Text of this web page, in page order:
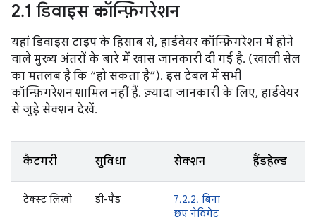
2.1 डिवाइस कॉन्फ़िगरेशन
यहां डिवाइस टाइप के हिसाब से, हार्डवेयर कॉन्फ़िगरेशन में होने
वाले मुख्य अंतरों के बारे में खास जानकारी दी गई है. (खाली सेल
का मतलब है कि “हो सकता है”). इस टेबल में सभी
कॉन्फ़िगरेशन शामिल नहीं हैं. ज़्यादा जानकारी के लिए, हार्डवेयर
से जुड़े सेक्शन देखें.
कैटगरी सुविधा सेक्शन हैंडहेल्ड
टेक्स्ट लिखो डी-पैड
7.2.2. बिना
छुए नेविगेट